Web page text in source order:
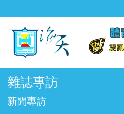
雜誌專訪
新聞專訪